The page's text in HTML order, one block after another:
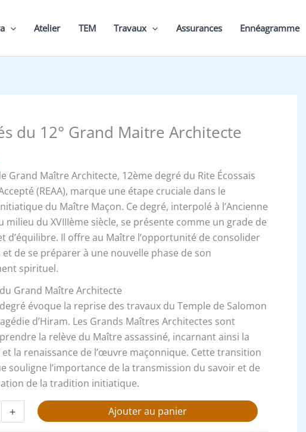
Atelier TEM Travaux Assurances Ennéagramme
du 12° Grand Maitre Architecte
Grand Maître Architecte, 12ème degré du Rite Écossais
(REAA), marque une étape cruciale dans le
du Maître Maçon. Ce degré, interpolé à l’Ancienne
milieu du XVIIIème siècle, se présente comme un grade de
d’équilibre. Il offre au Maître l’opportunité de consolider
et de se préparer à une nouvelle phase de son
spirituel.
du Grand Maître Architecte
évoque la reprise des travaux du Temple de Salomon
d’Hiram. Les Grands Maîtres Architectes sont
la relève du Maître assassiné, incarnant ainsi la
la renaissance de l’œuvre maçonnique. Cette transition
souligne l’importance de la transmission du savoir et de
de la tradition initiatique.
+ Ajouter au panier